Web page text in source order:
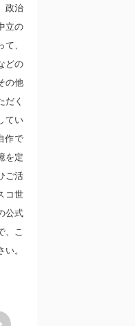
政治
立の
、
どの
の他
だく
てい
作で
を定
ご活
コ世
公式
、こ
。